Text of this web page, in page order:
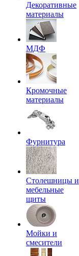
Декоративные
материалы
МДФ
Кромочные
материалы
Фурнитура
Столешницы и
мебельные
щиты
Мойки и
смесители